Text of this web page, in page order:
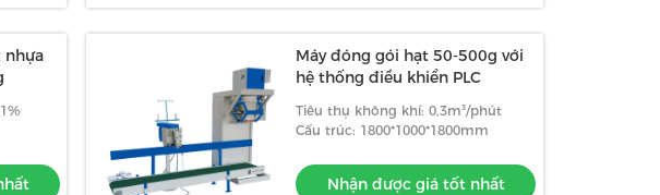
nhựa
Máy đóng gói hạt 50-500g với
hệ thống điều khiển PLC
Tiêu thụ không khí: 0,3m³/phút
Cấu trúc: 1800*1000*1800mm
Nhận được giá tốt nhất